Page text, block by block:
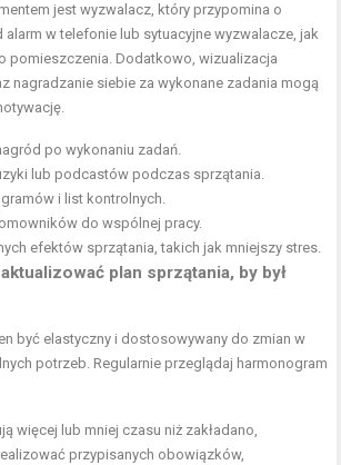
jest wyzwalacz, który przypomina o
alarm w telefonie lub sytuacyjne wyzwalacze, jak
pomieszczenia. Dodatkowo, wizualizacja
nagradzanie siebie za wykonane zadania mogą
po wykonaniu zadań.
lub podcastów podczas sprzątania.
i list kontrolnych.
do wspólnej pracy.
efektów sprzątania, takich jak mniejszy stres.
plan sprzątania, by był
być elastyczny i dostosowywany do zmian w
potrzeb. Regularnie przeglądaj harmonogram
więcej lub mniej czasu niż zakładano,
przypisanych obowiązków,